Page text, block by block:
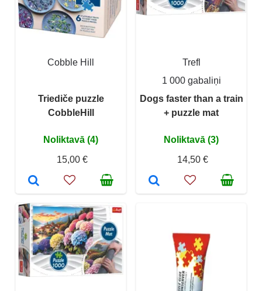
Cobble Hill
Triediče puzzle
CobbleHill
Noliktavā (4)
15,00 €
Trefl
1 000 gabaliņi
Dogs faster than a train
+ puzzle mat
Noliktavā (3)
14,50 €